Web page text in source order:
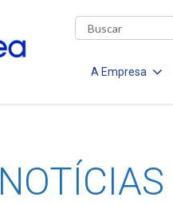
A Empresa
NOTÍCIAS